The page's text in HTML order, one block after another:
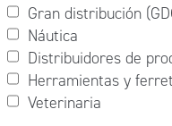
Gran distribución
Náutica
Distribuidores de
Herramientas y
Veterinaria